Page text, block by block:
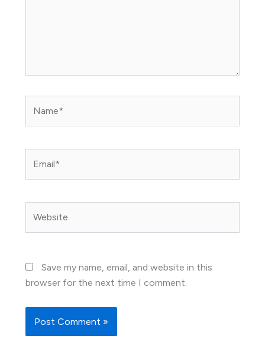
Save my name, email, and website in this
browser for the next time I comment.